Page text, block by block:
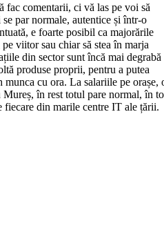
fac comentarii, ci vă las pe voi să
par normale, autentice și într-o
e foarte posibil ca majorările
viitor sau chiar să stea în marja
din sector sunt încă mai degrabă
produse proprii, pentru a putea
cu ora. La salariile pe orașe,
în rest totul pare normal, în
fiecare din marile centre IT ale țării.